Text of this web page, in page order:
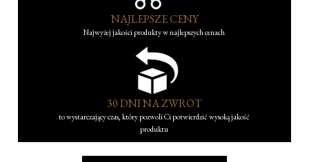
NAJLEPSZE CENY
Najwyżej jakości produkty w najlepszych cenach
30 DNI NA ZWROT
to wystarczający czas, który pozwoli Ci potwierdzić wysoką jakość
produktu